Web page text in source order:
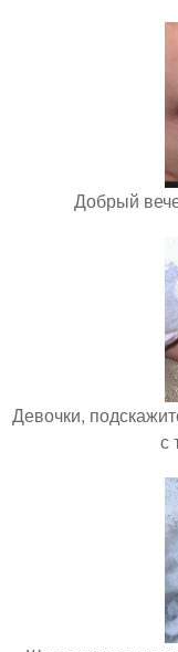
Добрый
Девочки,
с